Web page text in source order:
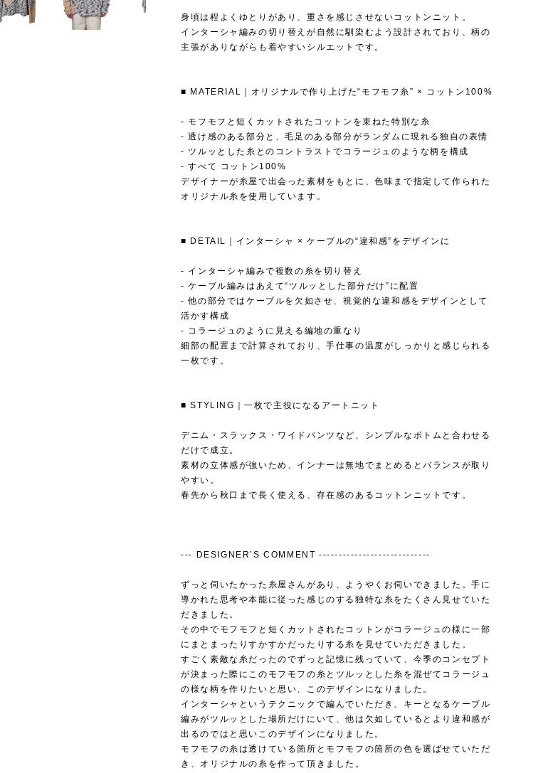
身頃は程よくゆとりがあり、重さを感じさせないコットンニット。
インターシャ編みの切り替えが自然に馴染むよう設計されており、柄の
主張がありながらも着やすいシルエットです。
■ MATERIAL｜オリジナルで作り上げた“モフモフ糸” × コットン100%
- モフモフと短くカットされたコットンを束ねた特別な糸
- 透け感のある部分と、毛足のある部分がランダムに現れる独自の表情
- ツルッとした糸とのコントラストでコラージュのような柄を構成
- すべて コットン100%
デザイナーが糸屋で出会った素材をもとに、色味まで指定して作られた
オリジナル糸を使用しています。
■ DETAIL｜インターシャ × ケーブルの“違和感”をデザインに
- インターシャ編みで複数の糸を切り替え
- ケーブル編みはあえて“ツルッとした部分だけ”に配置
- 他の部分ではケーブルを欠如させ、視覚的な違和感をデザインとして
活かす構成
- コラージュのように見える編地の重なり
細部の配置まで計算されており、手仕事の温度がしっかりと感じられる
一枚です。
■ STYLING｜一枚で主役になるアートニット
デニム・スラックス・ワイドパンツなど、シンプルなボトムと合わせる
だけで成立。
素材の立体感が強いため、インナーは無地でまとめるとバランスが取り
やすい。
春先から秋口まで長く使える、存在感のあるコットンニットです。
--- DESIGNER’S COMMENT ----------------------------
ずっと伺いたかった糸屋さんがあり、ようやくお伺いできました。手に
導かれた思考や本能に従った感じのする独特な糸をたくさん見せていた
だきました。
その中でモフモフと短くカットされたコットンがコラージュの様に一部
にまとまったりすかすかだったりする糸を見せていただきました。
すごく素敵な糸だったのでずっと記憶に残っていて、今季のコンセプト
が決まった際にこのモフモフの糸とツルッとした糸を混ぜてコラージュ
の様な柄を作りたいと思い、このデザインになりました。
インターシャというテクニックで編んでいただき、キーとなるケーブル
編みがツルッとした場所だけにいて、他は欠如しているとより違和感が
出るのではと思いこのデザインになりました。
モフモフの糸は透けている箇所とモフモフの箇所の色を選ばせていただ
き、オリジナルの糸を作って頂きました。